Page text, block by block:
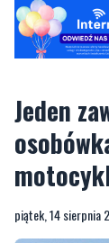
Jeden
piątek, 14 sierpnia